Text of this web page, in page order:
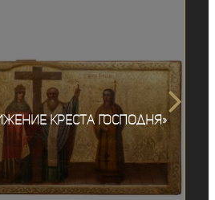
креста Господня»